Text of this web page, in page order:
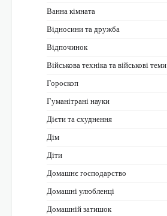
Ванна кімната
Відносини та дружба
Відпочинок
Військова техніка та військові теми
Гороскоп
Гуманітрані науки
Дієти та схуднення
Дім
Діти
Домашнє господарство
Домашні улюбленці
Домашній затишок